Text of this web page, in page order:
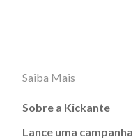
Saiba Mais
Sobre a Kickante
Lance uma campanha